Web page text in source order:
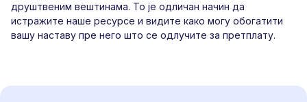
друштвеним вештинама. То је одличан начин да
истражите наше ресурсе и видите како могу обогатити
вашу наставу пре него што се одлучите за претплату.